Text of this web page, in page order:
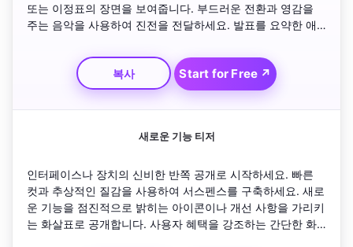
또는 이정표의 장면을 보여줍니다. 부드러운 전환과 영감을
주는 음악을 사용하여 진전을 전달하세요. 발표를 요약한 애
복사 Start for Free ↗
새로운 기능 티저
인터페이스나 장치의 신비한 반쪽 공개로 시작하세요. 빠른
컷과 추상적인 질감을 사용하여 서스펜스를 구축하세요. 새로
운 기능을 점진적으로 밝히는 아이콘이나 개선 사항을 가리키
는 화살표로 공개합니다. 사용자 혜택을 강조하는 간단한 화